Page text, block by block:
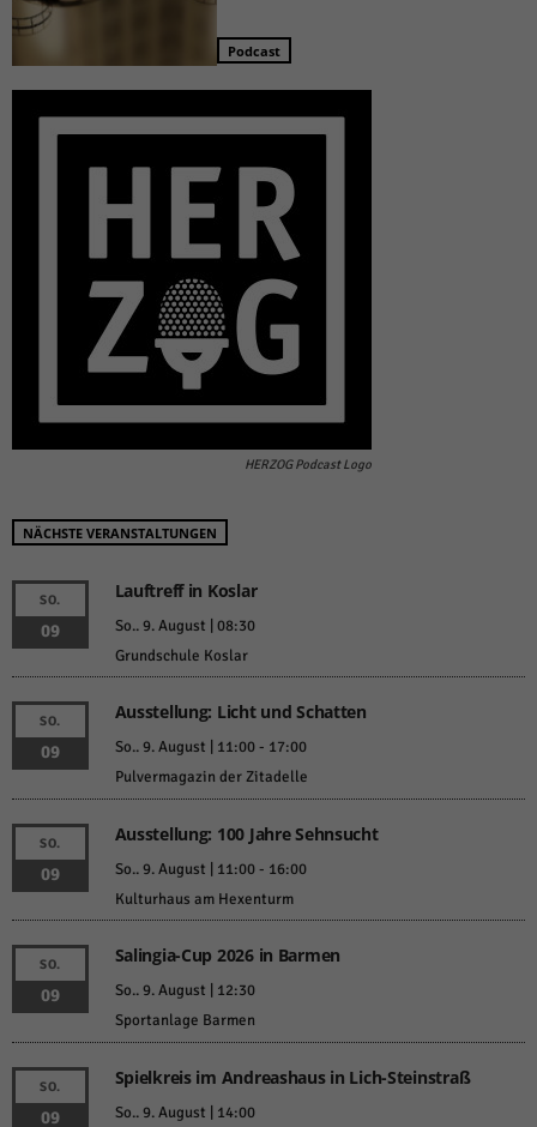
Podcast
HERZOG Podcast Logo
NÄCHSTE VERANSTALTUNGEN
SO.
09
Lauftreff in Koslar
So.. 9. August | 08:30
Grundschule Koslar
SO.
09
Ausstellung: Licht und Schatten
So.. 9. August | 11:00- 17:00
Pulvermagazin der Zitadelle
SO.
09
Ausstellung: 100 Jahre Sehnsucht
So.. 9. August | 11:00- 16:00
Kulturhaus am Hexenturm
SO.
09
Salingia-Cup 2026 in Barmen
So.. 9. August | 12:30
Sportanlage Barmen
SO.
09
Spielkreis im Andreashaus in Lich-Steinstraß
So.. 9. August | 14:00